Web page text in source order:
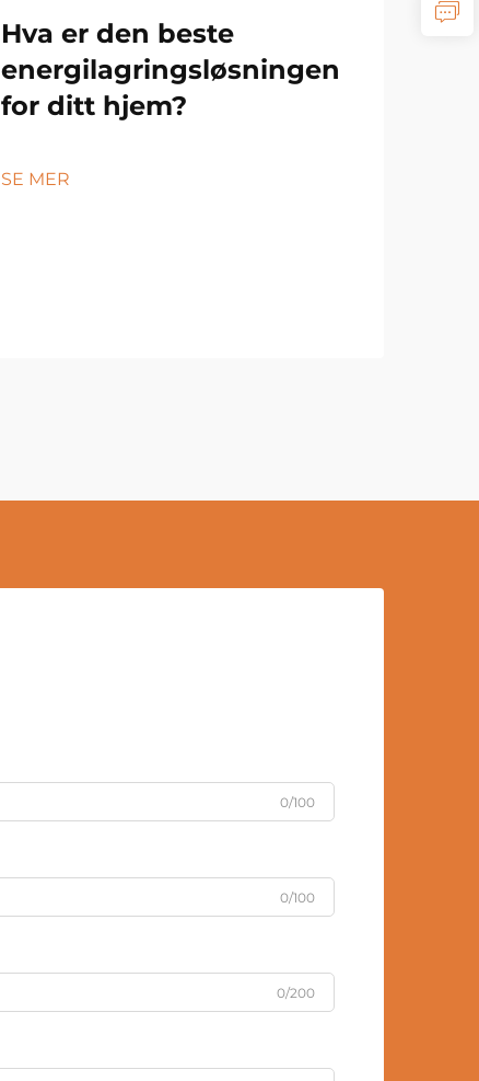
Hva er den beste
energilagringsløsningen
for ditt hjem?
SE MER
0/100
0/100
0/200